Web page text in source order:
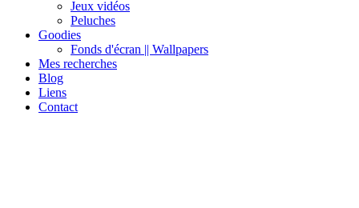
Jeux vidéos
Peluches
Goodies
Fonds d'écran || Wallpapers
Mes recherches
Blog
Liens
Contact